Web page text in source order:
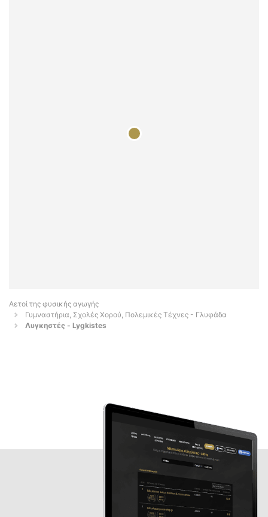
Αετοί της φυσικής αγωγής
Γυμναστήρια, Σχολές Χορού, Πολεμικές Τέχνες - Γλυφάδα
Λυγκηστές - Lygkistes